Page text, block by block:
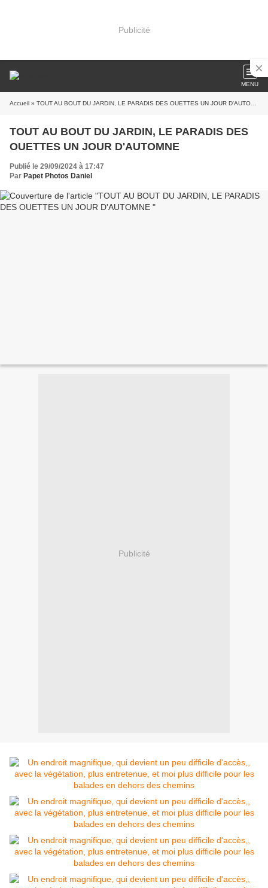
Publicité
MENU
Accueil » TOUT AU BOUT DU JARDIN, LE PARADIS DES OUETTES UN JOUR D'AUTOMNE
TOUT AU BOUT DU JARDIN, LE PARADIS DES
OUETTES UN JOUR D'AUTOMNE
Publié le 29/09/2024 à 17:47
Par Papet Photos Daniel
Publicité